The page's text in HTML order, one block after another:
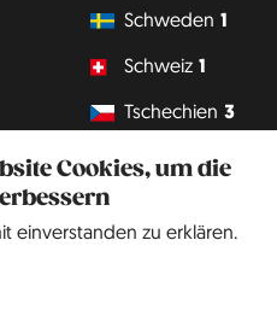
Cookies, um die
einverstanden zu erklären.
Schweden 1
Schweiz 1
Tschechien 3
Vatikanstadt
Website